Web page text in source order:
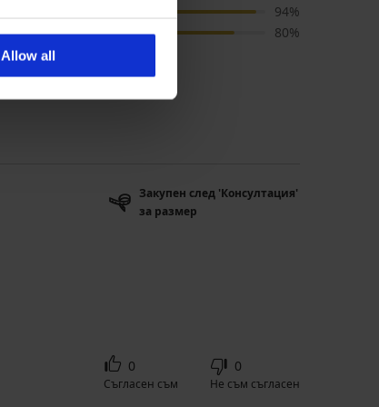
Allow all
94%
цена
80%
Закупен след 'Консултация'
за размер
0
Съгласен съм
0
Не съм съгласен